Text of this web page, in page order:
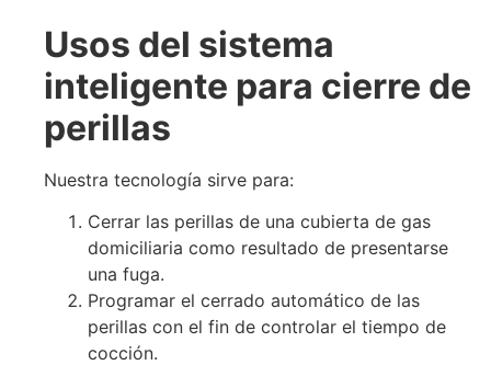
Usos del sistema
inteligente para cierre de
perillas
Nuestra tecnología sirve para:
Cerrar las perillas de una cubierta de gas
domiciliaria como resultado de presentarse
una fuga.
Programar el cerrado automático de las
perillas con el fin de controlar el tiempo de
cocción.